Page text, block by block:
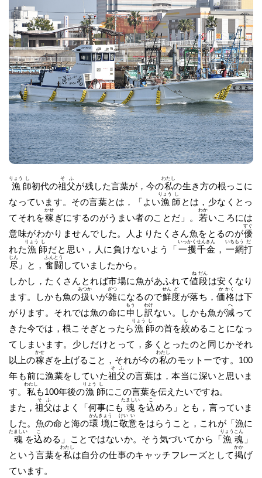
漁
りょう
師
し
初代の祖
そ
父
ふ
が残した言葉が，今の私
わたし
の生き方の根っこに
なっています。その言葉とは，「よい漁
りょう
師
し
とは，少なくとっ
てそれを稼
かせ
ぎにするのがうまい者のことだ」。 若
わか
いころには
意味がわかりませんでした。人よりたくさん魚をとるのが優
すぐ
れた漁
りょう
師
し
だと思い，人に負けないよう「一
いっ
攫
かく
千
せん
金
きん
， 一
いち
網
もう
打
だ
尽
じん
」と， 奮
ふん
闘
とう
していましたから。
しかし，たくさんとれば市場に魚があふれて値
ね
段
だん
は安くなり
ます。しかも魚の扱
あつか
いが雑
ざつ
になるので鮮
せん
度
ど
が落ち，価
か
格
かく
は下
がります。それでは魚の命に 申
もう
し訳
わけ
ない。しかも魚が減
へ
って
きた今では，根こそぎとったら漁
りょう
師
し
の首を絞
し
めることになっ
てしまいます。少しだけとって，多くとったのと同じかそれ
以上の稼
かせ
ぎを上げること，それが今の私
わたし
のモットーです。100
年も前に漁業をしていた祖
そ
父
ふ
の言葉は，本当に深いと思いま
す。 私
わたし
も100年後の漁
りょう
師
し
にこの言葉を伝えたいですね。
また，祖
そ
父
ふ
はよく「何事にも 魂
たましい
を込
こ
めろ」とも，言っていま
した。魚の命と海の環
かん
境
きょう
に敬
けい
意
い
をはらうこと，これが「漁に
魂
たましい
を込
こ
める」ことではないか。そう気づいてから「漁
りょう
魂
こん
」
という言葉を私
わたし
は自分の仕事のキャッチフレーズとして掲
かか
げ
ています。